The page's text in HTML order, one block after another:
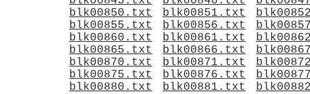
blk00850.txt
blk00851.txt
blk00855.txt
blk00856.txt
blk00860.txt
blk00861.txt
blk00865.txt
blk00866.txt
blk00870.txt
blk00871.txt
blk00875.txt
blk00876.txt
blk00880.txt
blk00881.txt